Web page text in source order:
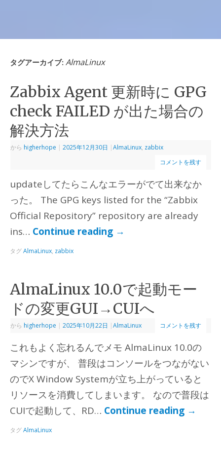
タグアーカイブ: AlmaLinux
Zabbix Agent 更新時に GPG
check FAILED が出た場合の
解決方法
から higherhope | 2025年12月30日 |AlmaLinux, zabbix
コメントを残す
updateしてたらこんなエラーがでて出来なか
った。 The GPG keys listed for the “Zabbix
Official Repository” repository are already
ins… Continue reading →
タグAlmaLinux, zabbix
AlmaLinux 10.0で起動モー
ドの変更GUI→CUIへ
から higherhope | 2025年10月22日 |AlmaLinux コメントを残す
これもよく忘れるんでメモ AlmaLinux 10.0の
マシンですが、 普段はコンソールをつながない
のでX Window Systemが立ち上がっていると
リソースを消費してしまいます。 なので普段は
CUIで起動して、RD… Continue reading →
タグAlmaLinux